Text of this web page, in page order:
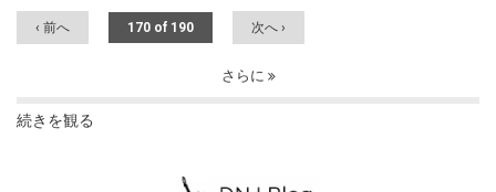
‹ 前へ 170 of 190 次へ ›
さらに
続きを観る